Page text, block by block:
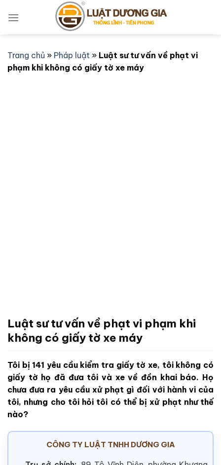
qua
Trang chủ » Pháp luật » Luật sư tư vấn về phạt vi
phạm khi không có giấy tờ xe máy
Luật sư tư vấn về phạt vi phạm khi
không có giấy tờ xe máy
Tôi bị 141 yêu cầu kiểm tra giấy tờ xe, tôi không có
giấy tờ họ đã đưa tôi và xe về đồn khai báo. Họ
chưa đưa ra yêu cầu xử phạt gì đối với hành vi của
tôi, nhưng cho tôi hỏi tôi có thể bị xử phạt như thế
nào?
CÔNG TY LUẬT TNHH DƯƠNG GIA